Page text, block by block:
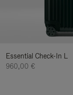
Essential Check-In L
960,00 €